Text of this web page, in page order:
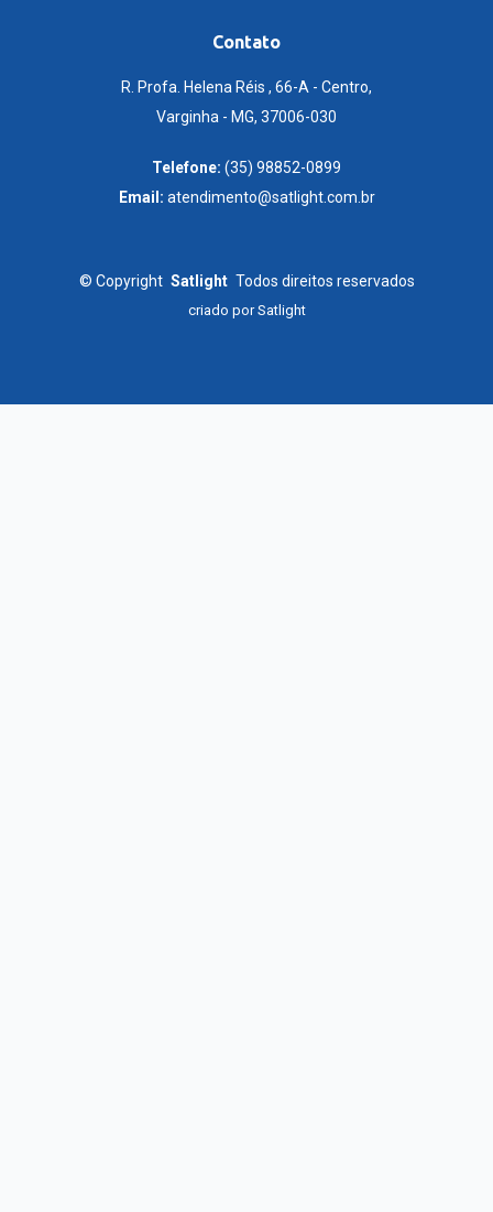
Contato
R. Profa. Helena Réis , 66-A - Centro,
Varginha - MG, 37006-030
Telefone: (35) 98852-0899
Email: atendimento@satlight.com.br
© Copyright Satlight Todos direitos reservados
criado porSatlight